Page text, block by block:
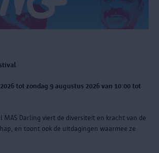
tot zondag 9 augustus 2026 van 10:00 tot
MAS Darling viert de diversiteit en kracht van de
en toont ook de uitdagingen waarmee ze